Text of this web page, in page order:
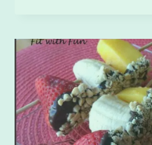
RIPIENI
DI
BURRO
D’ARACHIDI
E
RICOPERTI
DI
CIOCCOLATO